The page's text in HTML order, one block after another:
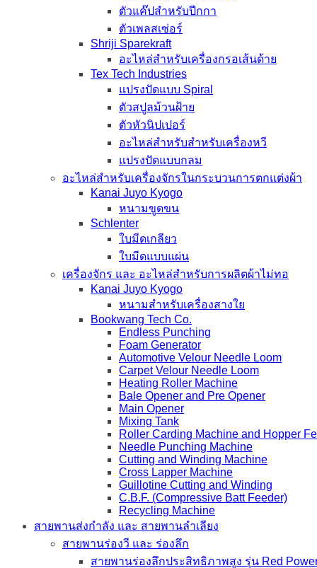
ตัวแค๊ปสำหรับปีกกา
ตัวเพลสเซ่อร์
Shriji Sparekraft
อะไหล่สำหรับเครื่องกรอเส้นด้าย
Tex Tech Industries
แปรงปัดแบบ Spiral
ตัวสปูลม้วนฝ้าย
ตัวหัวนิปเปอร์
อะไหล่สำหรับสำหรับเครื่องหวี
แปรงปัดแบบกลม
อะไหล่สำหรับเครื่องจักรในกระบวนการตกแต่งผ้า
Kanai Juyo Kyogo
หนามขูดขน
Schlenter
ใบมีดเกลียว
ใบมีดแบบแผ่น
เครื่องจักร และ อะไหล่สำหรับการผลิตผ้าไม่ทอ
Kanai Juyo Kyogo
หนามสำหรับเครื่องสางใย
Bookwang Tech Co.
Endless Punching
Foam Generator
Automotive Velour Needle Loom
Carpet Velour Needle Loom
Heating Roller Machine
Bale Opener and Pre Opener
Main Opener
Mixing Tank
Roller Carding Machine and Hopper
Needle Punching Machine
Cutting and Winding Machine
Cross Lapper Machine
Guillotine Cutting and Winding
C.B.F. (Compressive Batt Feeder)
Recycling Machine
สายพานส่งกำลัง และ สายพานลำเลียง
สายพานร่องวี และ ร่องลึก
สายพานร่องลึกประสิทธิภาพสูง รุ่น Red